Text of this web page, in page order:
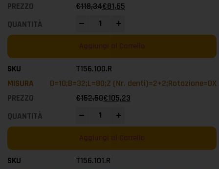
€118,34€81,65
Aggiungi al Carrello
T156.100.R
D=10;B=32;L=80;Z (Nr. denti)=2+2;Rotazione=DX
€152,50€105,23
Aggiungi al Carrello
T156.101.R